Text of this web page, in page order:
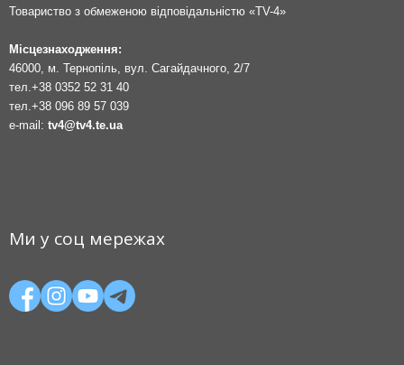
Товариство з обмеженою відповідальністю «TV-4»
Місцезнаходження:
46000, м. Тернопіль, вул. Сагайдачного, 2/7
тел. +38 0352 52 31 40
тел. +38 096 89 57 039
e-mail: tv4@tv4.te.ua
Ми у соц мережах